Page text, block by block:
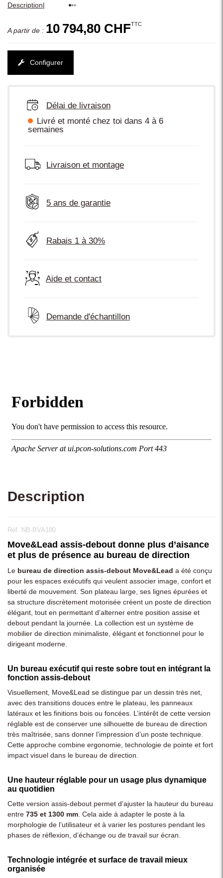
Description|
A partir de : 10 794,80 CHFTTC
Configurer
Délai de livraison
Livré et monté chez toi dans 4 à 6
semaines
Livraison et montage
5 ans de garantie
Rabais 1 à 30%
Aide et contact
Demande d'échantillon
Description
Réf. NB-BVA180
Move&Lead assis-debout donne plus d’aisance
et plus de présence au bureau de direction
Le bureau de direction assis-debout Move&Lead a été conçu
pour les espaces exécutifs qui veulent associer image, confort et
liberté de mouvement. Son plateau large, ses lignes épurées et
sa structure discrètement motorisée créent un poste de direction
élégant, tout en permettant d’alterner entre position assise et
debout pendant la journée. La collection est un système de
mobilier de direction minimaliste, élégant et fonctionnel pour le
dirigeant moderne.
Un bureau exécutif qui reste sobre tout en intégrant la
fonction assis-debout
Visuellement, Move&Lead se distingue par un dessin très net,
avec des transitions douces entre le plateau, les panneaux
latéraux et les finitions bois ou foncées. L’intérêt de cette version
réglable est de conserver une silhouette de bureau de direction
très maîtrisée, sans donner l’impression d’un poste technique.
Cette approche combine ergonomie, technologie de pointe et fort
impact visuel dans le bureau de direction.
Une hauteur réglable pour un usage plus dynamique
au quotidien
Cette version assis-debout permet d’ajuster la hauteur du bureau
entre 735 et 1300 mm . Cela aide à adapter le poste à la
morphologie de l’utilisateur et à varier les postures pendant les
phases de réflexion, d’échange ou de travail sur écran.
Technologie intégrée et surface de travail mieux
organisée